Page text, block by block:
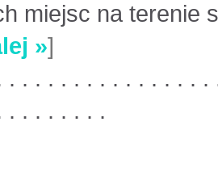
miejsc na terenie
»]
. . . . . . . . . . . . . . .
. . . . . . . .